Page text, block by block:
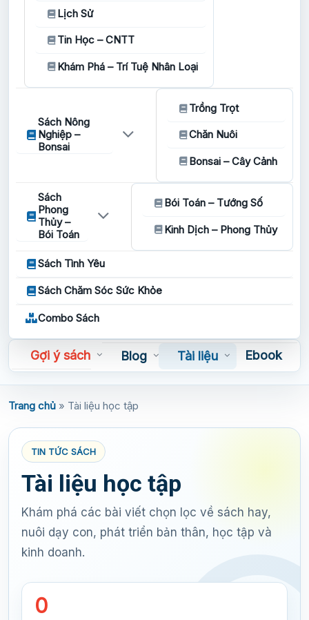
Lịch Sử
Tin Học – CNTT
Khám Phá – Trí Tuệ Nhân Loại
Sách Nông
Nghiệp –
Bonsai
Trồng Trọt
Chăn Nuôi
Bonsai – Cây Cảnh
Sách
Phong
Thủy –
Bói Toán
Bói Toán – Tướng Số
Kinh Dịch – Phong Thủy
Sách Tình Yêu
Sách Chăm Sóc Sức Khỏe
Combo Sách
Gợi ý sách Blog Tài liệu
Ebook
Sách nói
Trang chủ » Tài liệu học tập
TIN TỨC SÁCH
Tài liệu học tập
Khám phá các bài viết chọn lọc về sách hay,
nuôi dạy con, phát triển bản thân, học tập và
kinh doanh.
0